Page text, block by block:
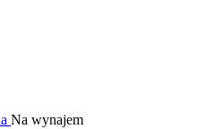
Na wynajem